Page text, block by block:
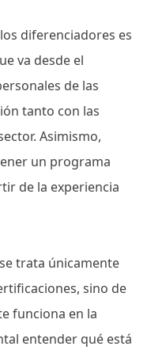
diferenciadores es
va desde el
de las
tanto con las
Asimismo,
un programa
de la experiencia
trata únicamente
sino de
funciona en la
entender qué está